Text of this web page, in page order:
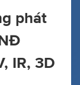
phát
IR, 3D